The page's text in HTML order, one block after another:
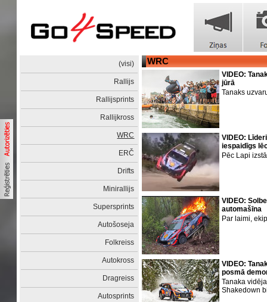
(visi)
Rallijs
Rallijsprints
Rallijkross
WRC
ERČ
Drifts
Minirallijs
Supersprints
Autošoseja
Folkreiss
Autokross
Dragreiss
Autosprints
WRC
VIDEO:
jūrā
Tanaks
VIDEO:
iespaidīgs
Pēc Lapi
VIDEO:
automašīna
Par laimi,
VIDEO:
posmā
Tanaka
Shakedown